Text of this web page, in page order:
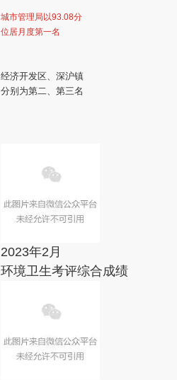
城市管理局以93.08分
位居月度第一名
经济开发区、深沪镇
分别为第二、第三名
2023年2月
环境卫生考评综合成绩